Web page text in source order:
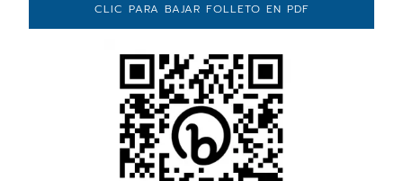
CLIC PARA BAJAR FOLLETO EN PDF